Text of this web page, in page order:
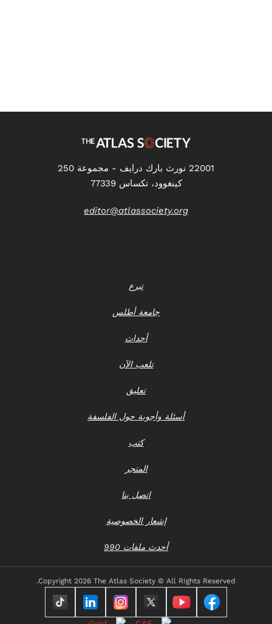
22001 نورث بارك درايف - مجموعة 250
كينغوود، تكساس 77339
editor@atlassociety.org
تبرع
جامعة أطلس
أحداث
تلعب الآن
تعليق
أسئلة وأجوبة حول الفلسفة
كتب
المتجر
اتصل بنا
إشعار الخصوصية
أحدث ملفات 990
Copyright 2026 The Atlas Society © All RIghts Reserved.